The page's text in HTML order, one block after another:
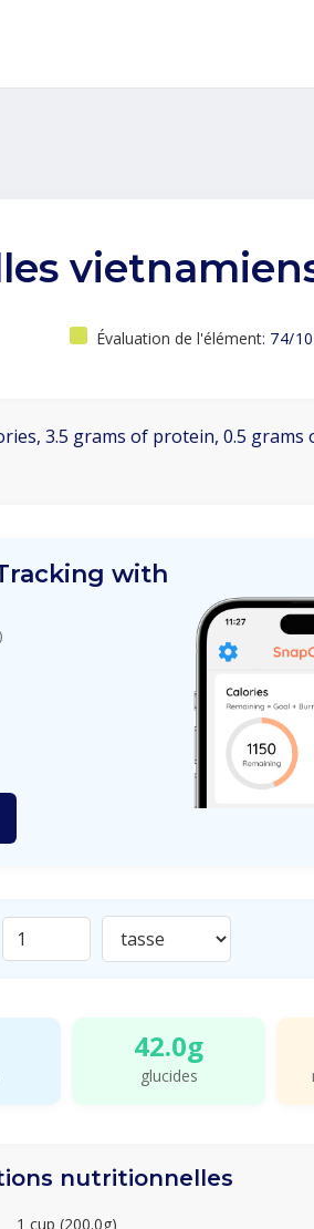
Évaluation de l'élément: 74/
3.5 grams of protein, 0.5 grams
with
42.0g
glucides
nutritionnelles
1 cup (200.0g)